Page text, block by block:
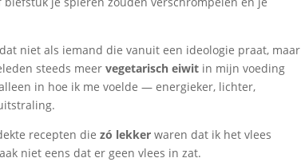
niet als iemand die vanuit een ideologie praat, maar
steeds meervegetarisch eiwit in mijn voeding
in hoe ik me voelde — energieker, lichter,
recepten diezó lekker waren dat ik het vlees
niet eens dat er geen vlees in zat.